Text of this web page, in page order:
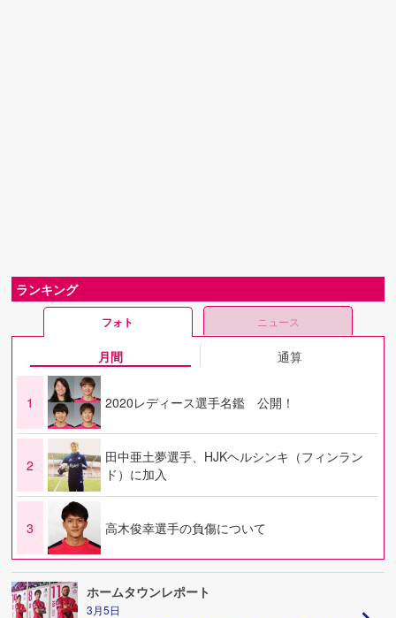
ランキング
フォト ニュース
月間 通算
1 2020レディース選手名鑑 公開！
2
田中亜土夢選手、HJKヘルシンキ（フィンラン
ド）に加入
3 高木俊幸選手の負傷について
ホームタウンレポート
3月5日